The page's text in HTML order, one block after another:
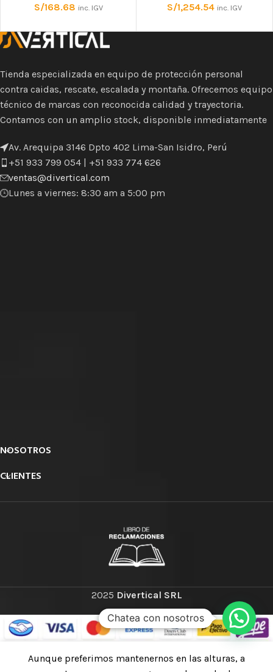
S/168.68 inc. IGV S/1,254.54 inc. IGV
Tienda especializada en equipo de protección personal
contra caidas, rescate, escalada y montaña. Ofrecemos equipo
técnico de marcas con reconocida calidad y trayectoria.
Contamos con un amplio stock, disponible inmediatamente
Av. Arequipa 3146 Dpto 402 Lima-San Isidro, Perú
+51 933 799 054 | +51 933 774 626
ventas@divertical.com
Lunes a viernes: 8:30 am a 5:00 pm
NOSOTROS
CLIENTES
2025 Divertical SRL
Aunque preferimos mantenernos en las alturas, a
HL32R-T Linterna frontal
Chatea con nosotros